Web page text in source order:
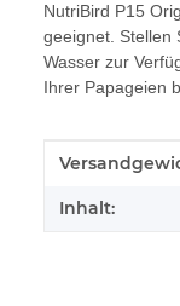
NutriBird P15
geeignet. Stellen
Wasser zur
Ihrer Papageien
Wert
Inhalt: